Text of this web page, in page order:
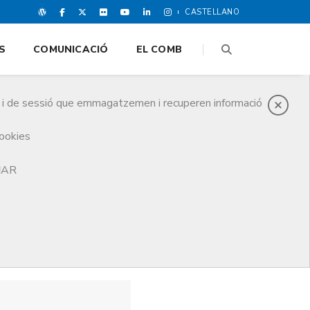
CASTELLANO
sessió que emmagatzemen i recuperen informació
COMUNICACIÓ EL COMB